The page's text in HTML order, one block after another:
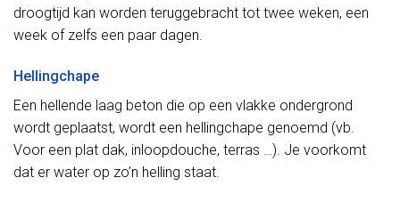
droogtijd kan worden teruggebracht tot twee weken, een
week of zelfs een paar dagen.
Hellingchape
Een hellende laag beton die op een vlakke ondergrond
wordt geplaatst, wordt een hellingchape genoemd (vb.
Voor een plat dak, inloopdouche, terras …). Je voorkomt
dat er water op zo’n helling staat.